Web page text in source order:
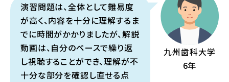
九州歯科大学
6年
演習問題は、全体として難易度
が高く、内容を十分に理解するま
でに時間がかかりましたが、解説
動画は、自分のペースで繰り返
し視聴することができ、理解が不
十分な部分を確認し直せる点